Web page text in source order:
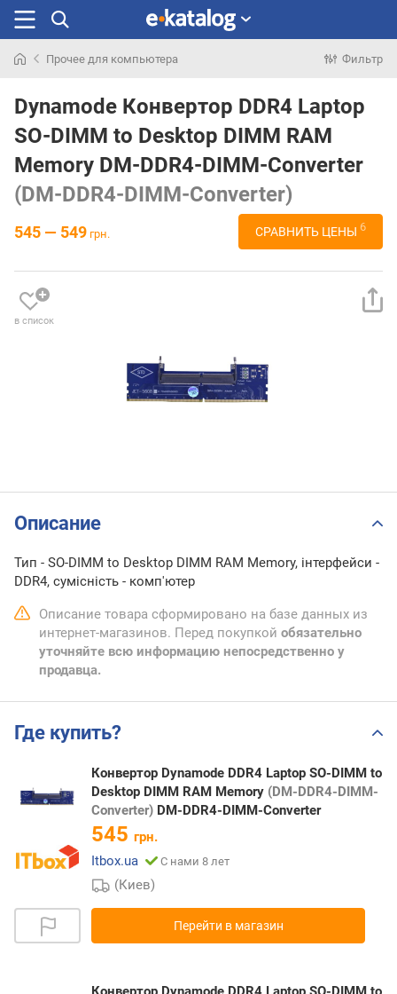
раньше
Прочее для компьютера Фильтр
Dynamode Конвертор DDR4 Laptop
SO-DIMM to Desktop DIMM RAM
Memory DM-DDR4-DIMM-Converter
(DM-DDR4-DIMM-Converter)
545 — 549 грн. СРАВНИТЬ ЦЕНЫ 6
в список
Описание
Тип - SO-DIMM to Desktop DIMM RAM Memory, інтерфейси -
DDR4, сумісність - комп'ютер
Описание товара сформировано на базе данных из
интернет-магазинов. Перед покупкой обязательно
уточняйте всю информацию непосредственно у
продавца.
Где купить?
Конвертор Dynamode DDR4 Laptop SO-DIMM to
Desktop DIMM RAM Memory (DM-DDR4-DIMM-
Converter) DM-DDR4-DIMM-Converter
545 грн.
Itbox.ua
С нами 8 лет
(Киев)
Перейти в магазин